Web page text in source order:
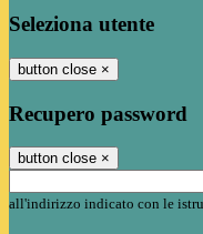
Seleziona utente
button close ×
Recupero password
button close ×
all'indirizzo indicato con le